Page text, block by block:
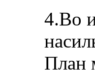
4.Во
План